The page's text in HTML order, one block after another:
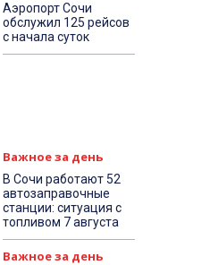
Аэропорт Сочи
обслужил 125 рейсов
с начала суток
Важное за день
В Сочи работают 52
автозаправочные
станции: ситуация с
топливом 7 августа
Важное за день